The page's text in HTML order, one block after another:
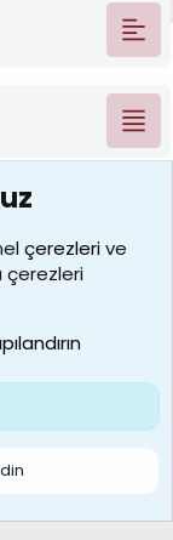
çerezlerive
çerezleri